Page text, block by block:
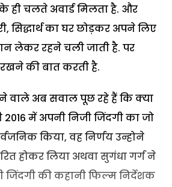
ही चलते अवार्ड मिलता है. और
सिद्धार्थ का घर छोड़कर अपने लिए
लेकर रहने चली जाती है. पर
रखने की बात करती है.
वाले अब सवाल पूछ रहे हैं कि क्या
में अपनी निजी जिंदगी का जो
किया, वह निर्णय उन्होने
होकर लिया अथवा सुगंधा गर्ग ने
जिंदगी की कहानी फिल्म निर्देशक